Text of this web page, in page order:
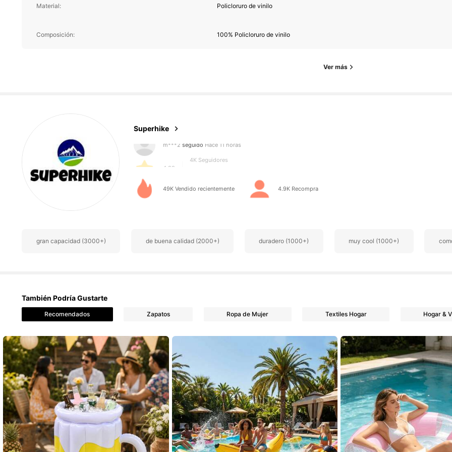
Material: Policloruro de vinilo
Composición: 100% Policloruro de vinilo
Ver más
Superhike
4K Seguidores
4K Seguidores
4,88
4,88
4K Seguidores
49K Vendido recientemente 4.9K Recompra
gran capacidad (3000+) de buena calidad (2000+) duradero (1000+) muy cool (1000+)
También Podría Gustarte
Recomendados Zapatos Ropa de Mujer Textiles Hogar Hogar &